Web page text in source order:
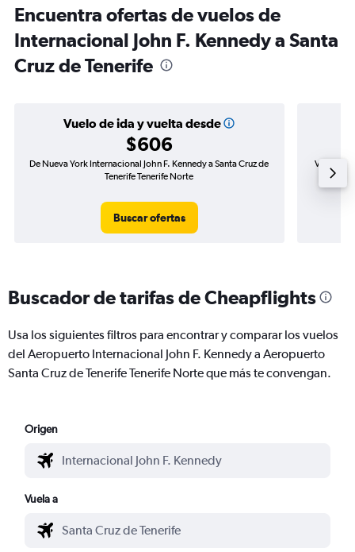
Encuentra ofertas de vuelos de
Internacional John F. Kennedy a Santa
Cruz de Tenerife
Vuelo de ida y vuelta desde
$606
De Nueva York Internacional John F. Kennedy a Santa Cruz de
Tenerife Tenerife Norte
Buscar ofertas
Vuelo de
Buscador de tarifas de Cheapflights
Usa los siguientes filtros para encontrar y comparar los vuelos
del Aeropuerto Internacional John F. Kennedy a Aeropuerto
Santa Cruz de Tenerife Tenerife Norte que más te convengan.
Origen
Vuela a